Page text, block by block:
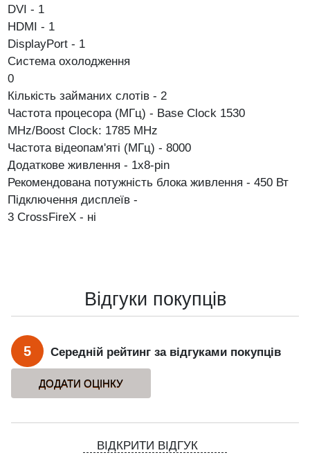
DVI - 1
HDMI - 1
DisplayPort - 1
Система охолодження
0
Кількість займаних слотів - 2
Частота процесора (МГц) - Base Clock 1530
MHz/Boost Clock: 1785 MHz
Частота відеопам'яті (МГц) - 8000
Додаткове живлення - 1х8-pin
Рекомендована потужність блока живлення - 450 Вт
Підключення дисплеїв -
3 CrossFireX - ні
Відгуки покупців
5 Середній рейтинг за відгуками покупців
ВІДКРИТИ ВІДГУК